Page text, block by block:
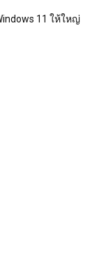
11 ให้ใหญ่